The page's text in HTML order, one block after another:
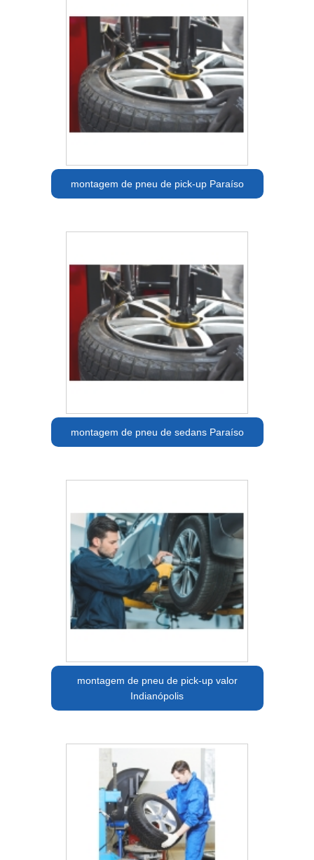
montagem de pneu de pick-up Paraíso
montagem de pneu de sedans Paraíso
montagem de pneu de pick-up valor
Indianópolis